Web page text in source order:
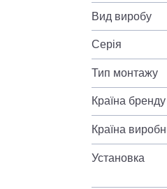
Вид виробу
Серія
Тип монтажу
Країна бренду
Країна
Установка